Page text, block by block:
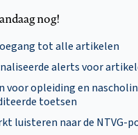
nog!
tot alle artikelen
alerts voor
voor opleiding en
toetsen
luisteren naar de NTVG-